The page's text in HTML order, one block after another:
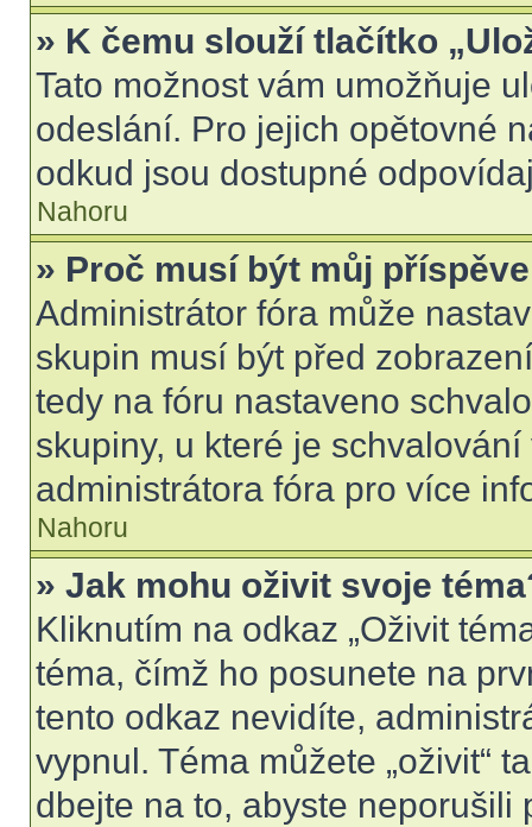
» K čemu slouží tlačítko
Tato možnost vám umožňuje
odeslání. Pro jejich opětovné
odkud jsou dostupné
Nahoru
» Proč musí být můj
Administrátor fóra může
skupin musí být před
tedy na fóru nastaveno
skupiny, u které je
administrátora fóra pro více
Nahoru
» Jak mohu oživit svoje
Kliknutím na odkaz „Oživit
téma, čímž ho posunete na
tento odkaz nevidíte,
vypnul. Téma můžete „oživit“
dbejte na to, abyste neporušili